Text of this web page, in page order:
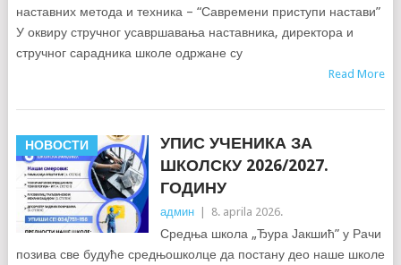
наставних метода и техника – “Савремени приступи настави”
У оквиру стручног усавршавања наставника, директора и
стручног сарадника школе одржане су
Read More
НОВОСТИ
УПИС УЧЕНИКА ЗА
ШКОЛСКУ 2026/2027.
ГОДИНУ
админ | 8. aprila 2026.
Средња школа „Ђура Јакшић” у Рачи
позива све будуће средњошколце да постану део наше школе